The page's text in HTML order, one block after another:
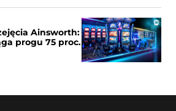
Ainsworth:
progu 75 proc.